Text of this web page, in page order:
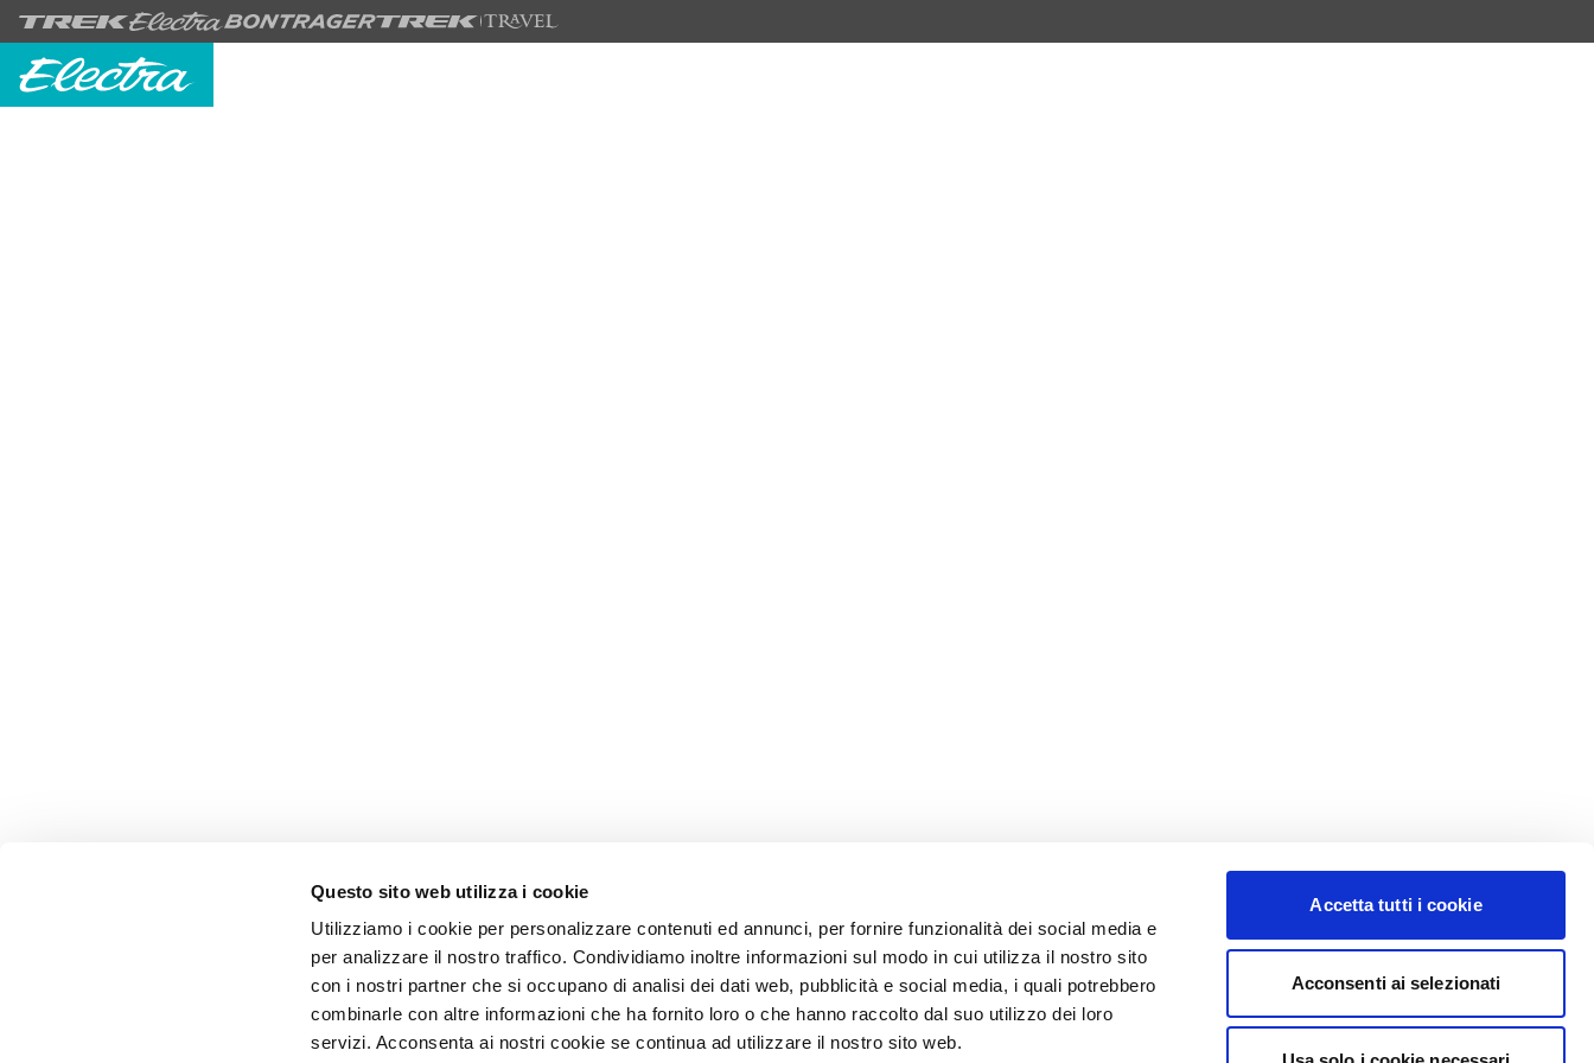
Questo sito web utilizza i cookie
Utilizziamo i cookie per personalizzare contenuti ed annunci, per fornire funzionalità dei social media e
per analizzare il nostro traffico. Condividiamo inoltre informazioni sul modo in cui utilizza il nostro sito
con i nostri partner che si occupano di analisi dei dati web, pubblicità e social media, i quali potrebbero
combinarle con altre informazioni che ha fornito loro o che hanno raccolto dal suo utilizzo dei loro
servizi. Acconsenta ai nostri cookie se continua ad utilizzare il nostro sito web.
Accetta tutti i cookie
Acconsenti ai selezionati